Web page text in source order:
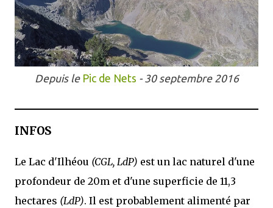
Depuis le Pic de Nets - 30 septembre 2016
INFOS
Le Lac d'Ilhéou (CGL, LdP) est un lac naturel d'une
profondeur de 20m et d'une superficie de 11,3
hectares (LdP). Il est probablement alimenté par